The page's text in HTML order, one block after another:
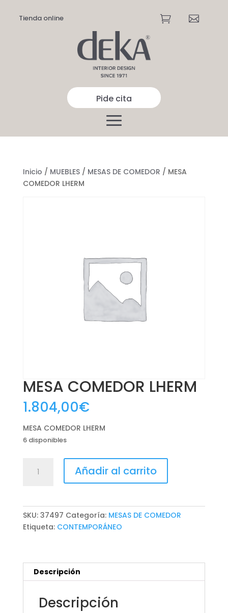
Tienda online  
Pide cita
Inicio / MUEBLES/ MESAS DE COMEDOR / MESA
COMEDOR LHERM
MESA COMEDOR LHERM
1.804,00€
MESA COMEDOR LHERM
6 disponibles
COMEDOR
Añadir al carrito
SKU: 37497 Categoría: MESAS DE COMEDOR
Etiqueta: CONTEMPORÁNEO
Descripción
Descripción